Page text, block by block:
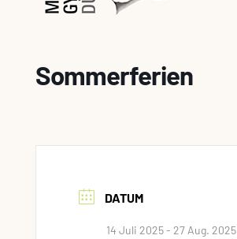
Sommerferien
DATUM
14 Juli 2025- 27 Aug. 2025